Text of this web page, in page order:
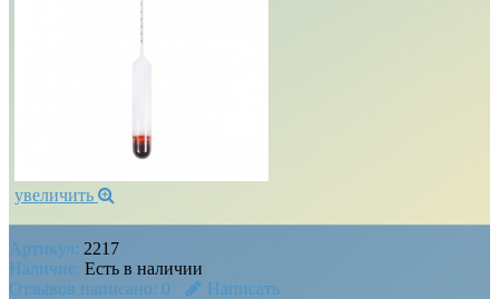
увеличить
Артикул: 2217
Наличие: Есть в наличии
Отзывов написано: 0 Написать